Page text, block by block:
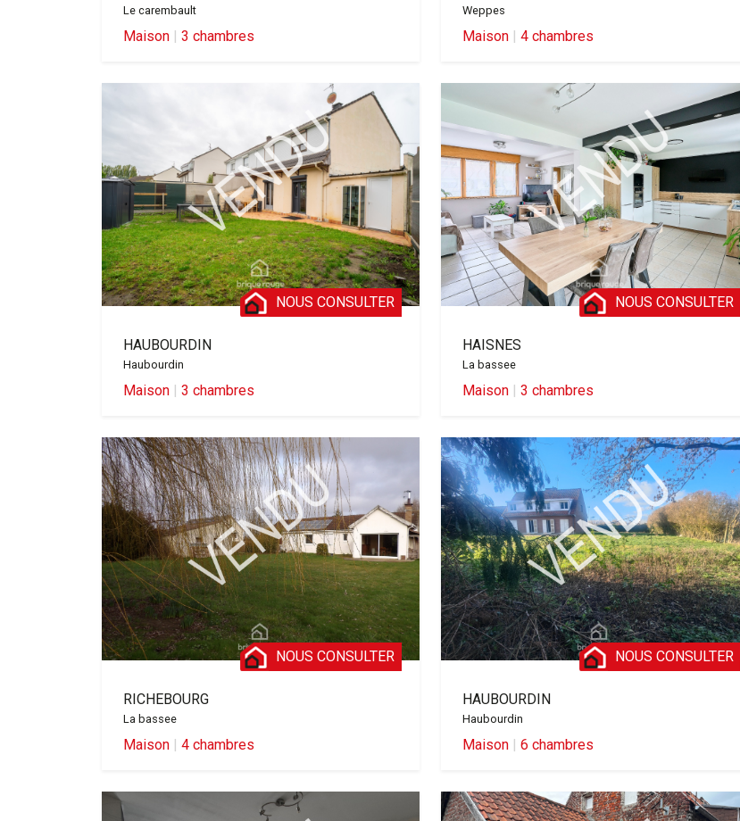
Le carembault
Maison | 3 chambres
Weppes
Maison | 4 chambres
NOUS CONSULTER
HAUBOURDIN
Haubourdin
Maison | 3 chambres
NOUS CONSULTER
HAISNES
La bassee
Maison | 3 chambres
NOUS CONSULTER
RICHEBOURG
La bassee
Maison | 4 chambres
NOUS CONSULTER
HAUBOURDIN
Haubourdin
Maison | 6 chambres